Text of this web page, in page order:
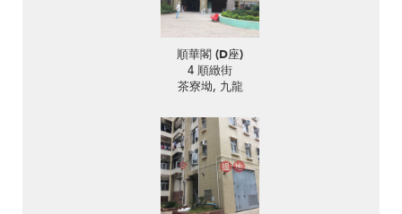
順華閣 (D座)
4 順緻街
茶寮坳, 九龍